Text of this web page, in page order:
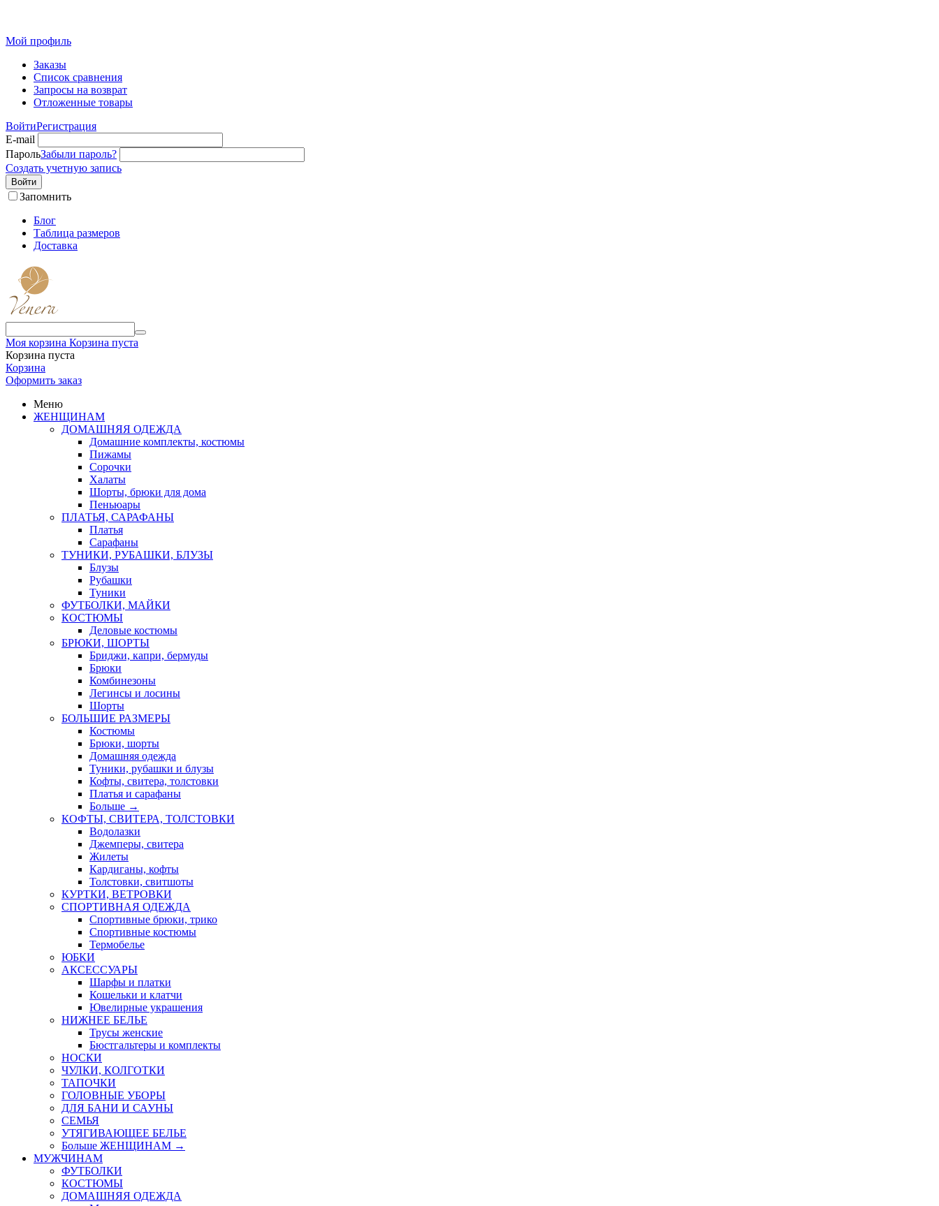
Мой профиль
Заказы
Список сравнения
Запросы на возврат
Отложенные товары
ВойтиРегистрация
E-mail
ПарольЗабыли пароль?
Создать учетную запись
Войти
Запомнить
Блог
Таблица размеров
Доставка
Моя корзина Корзина пуста
Корзина пуста
Корзина
Оформить заказ
Меню
ЖЕНЩИНАМ
ДОМАШНЯЯ ОДЕЖДА
Домашние комплекты, костюмы
Пижамы
Сорочки
Халаты
Шорты, брюки для дома
Пеньюары
ПЛАТЬЯ, САРАФАНЫ
Платья
Сарафаны
ТУНИКИ, РУБАШКИ, БЛУЗЫ
Блузы
Рубашки
Туники
ФУТБОЛКИ, МАЙКИ
КОСТЮМЫ
Деловые костюмы
БРЮКИ, ШОРТЫ
Бриджи, капри, бермуды
Брюки
Комбинезоны
Легинсы и лосины
Шорты
БОЛЬШИЕ РАЗМЕРЫ
Костюмы
Брюки, шорты
Домашняя одежда
Туники, рубашки и блузы
Кофты, свитера, толстовки
Платья и сарафаны
Больше →
КОФТЫ, СВИТЕРА, ТОЛСТОВКИ
Водолазки
Джемперы, свитера
Жилеты
Кардиганы, кофты
Толстовки, свитшоты
КУРТКИ, ВЕТРОВКИ
СПОРТИВНАЯ ОДЕЖДА
Спортивные брюки, трико
Спортивные костюмы
Термобелье
ЮБКИ
AКСЕССУАРЫ
Шарфы и платки
Кошельки и клатчи
Ювелирные украшения
НИЖНЕЕ БЕЛЬЕ
Трусы женские
Бюстгальтеры и комплекты
НОСКИ
ЧУЛКИ, КОЛГОТКИ
ТАПОЧКИ
ГОЛОВНЫЕ УБОРЫ
ДЛЯ БАНИ И САУНЫ
СЕМЬЯ
УТЯГИВАЮЩЕЕ БЕЛЬЕ
Больше ЖЕНЩИНАМ →
МУЖЧИНАМ
ФУТБОЛКИ
КОСТЮМЫ
ДОМАШНЯЯ ОДЕЖДА